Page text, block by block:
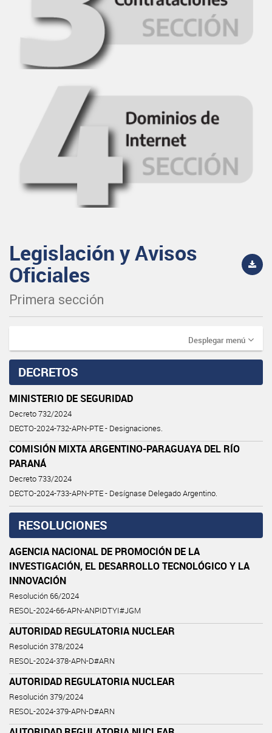
Legislación y Avisos
Oficiales
Primera sección
Desplegar menú
DECRETOS
MINISTERIO DE SEGURIDAD
Decreto 732/2024
DECTO-2024-732-APN-PTE - Designaciones.
COMISIÓN MIXTA ARGENTINO-PARAGUAYA DEL RÍO
PARANÁ
Decreto 733/2024
DECTO-2024-733-APN-PTE - Desígnase Delegado Argentino.
RESOLUCIONES
AGENCIA NACIONAL DE PROMOCIÓN DE LA
INVESTIGACIÓN, EL DESARROLLO TECNOLÓGICO Y LA
INNOVACIÓN
Resolución 66/2024
RESOL-2024-66-APN-ANPIDTYI#JGM
AUTORIDAD REGULATORIA NUCLEAR
Resolución 378/2024
RESOL-2024-378-APN-D#ARN
AUTORIDAD REGULATORIA NUCLEAR
Resolución 379/2024
RESOL-2024-379-APN-D#ARN